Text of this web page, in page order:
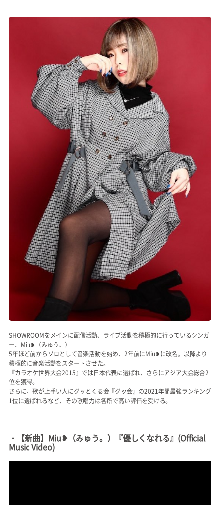
muevoクラウドファンディング
muevoコミュニティ
ぶいクラ！by muevo
Official SNS
SHOWROOMをメインに配信活動、ライブ活動を積極的に行っているシンガ
ー、Miu❥（みゅう。）
5年ほど前からソロとして音楽活動を始め、2年前にMiu❥に改名。以降より
積極的に音楽活動をスタートさせた。
『カラオケ世界大会2015』では日本代表に選ばれ、さらにアジア大会総合2
位を獲得。
さらに、歌が上手い人にグッとくる会『グッ会』の2021年間最強ランキング
1位に選ばれるなど、その歌唱力は各所で高い評価を受ける。
・【新曲】Miu❥（みゅう。）『優しくなれる』(Official
Music Video)